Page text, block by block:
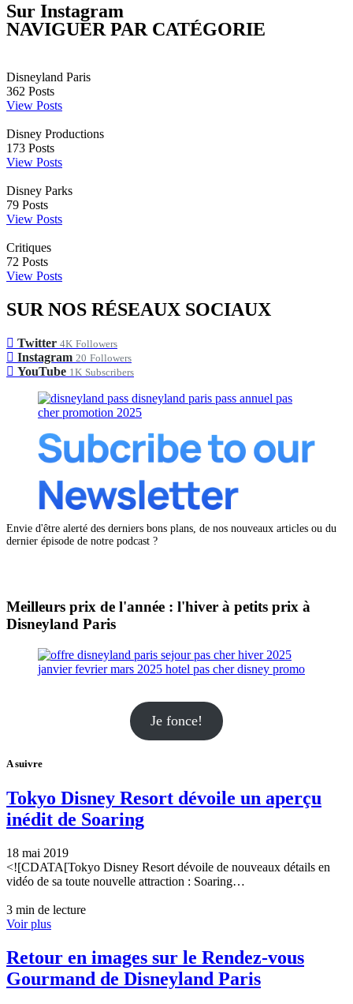
Sur Instagram
NAVIGUER PAR CATÉGORIE
Disneyland Paris
362 Posts
View Posts
Disney Productions
173 Posts
View Posts
Disney Parks
79 Posts
View Posts
Critiques
72 Posts
View Posts
SUR NOS RÉSEAUX SOCIAUX
Twitter 4K Followers
Instagram 20 Followers
YouTube 1K Subscribers
Envie d'être alerté des derniers bons plans, de nos nouveaux articles ou du
dernier épisode de notre podcast ?
Meilleurs prix de l'année : l'hiver à petits prix à
Disneyland Paris
Je fonce!
A suivre
Tokyo Disney Resort dévoile un aperçu
inédit de Soaring
18 mai 2019
<![CDATA[Tokyo Disney Resort dévoile de nouveaux détails en
vidéo de sa toute nouvelle attraction : Soaring…
3 min de lecture
Voir plus
Retour en images sur le Rendez-vous
Gourmand de Disneyland Paris